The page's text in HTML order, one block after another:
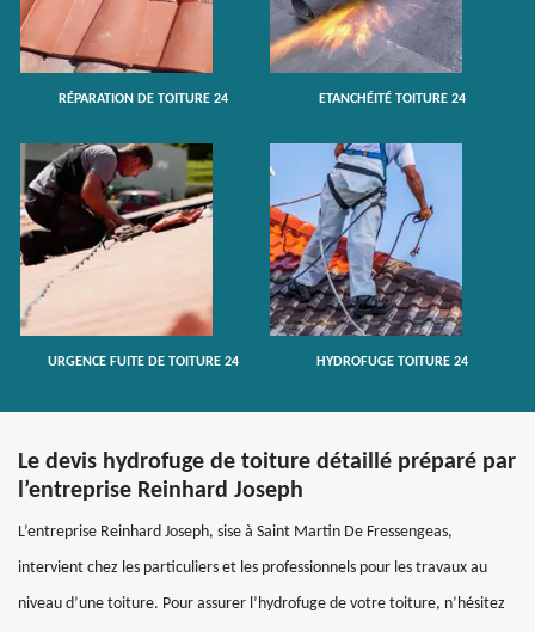
RÉPARATION DE TOITURE 24 ETANCHÉITÉ TOITURE 24
URGENCE FUITE DE TOITURE 24 HYDROFUGE TOITURE 24
Le devis hydrofuge de toiture détaillé préparé par
l’entreprise Reinhard Joseph
L’entreprise Reinhard Joseph, sise à Saint Martin De Fressengeas,
intervient chez les particuliers et les professionnels pour les travaux au
niveau d’une toiture. Pour assurer l’hydrofuge de votre toiture, n’hésitez